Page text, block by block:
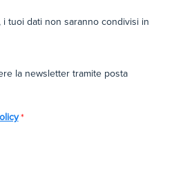
i tuoi dati non saranno condivisi in
la newsletter tramite posta
*